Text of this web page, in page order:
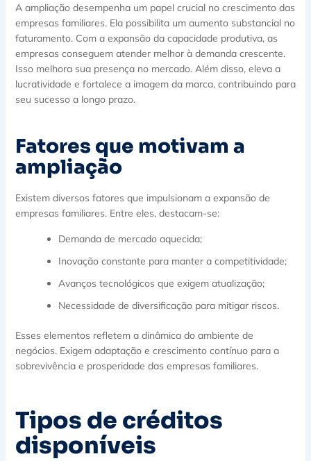
A ampliação desempenha um papel crucial no crescimento das
empresas familiares. Ela possibilita um aumento substancial no
faturamento. Com a expansão da capacidade produtiva, as
empresas conseguem atender melhor à demanda crescente.
Isso melhora sua presença no mercado. Além disso, eleva a
lucratividade e fortalece a imagem da marca, contribuindo para
seu sucesso a longo prazo.
Fatores que motivam a
ampliação
Existem diversos fatores que impulsionam a expansão de
empresas familiares. Entre eles, destacam-se:
Demanda de mercado aquecida;
Inovação constante para manter a competitividade;
Avanços tecnológicos que exigem atualização;
Necessidade de diversificação para mitigar riscos.
Esses elementos refletem a dinâmica do ambiente de
negócios. Exigem adaptação e crescimento contínuo para a
sobrevivência e prosperidade das empresas familiares.
Tipos de créditos
disponíveis